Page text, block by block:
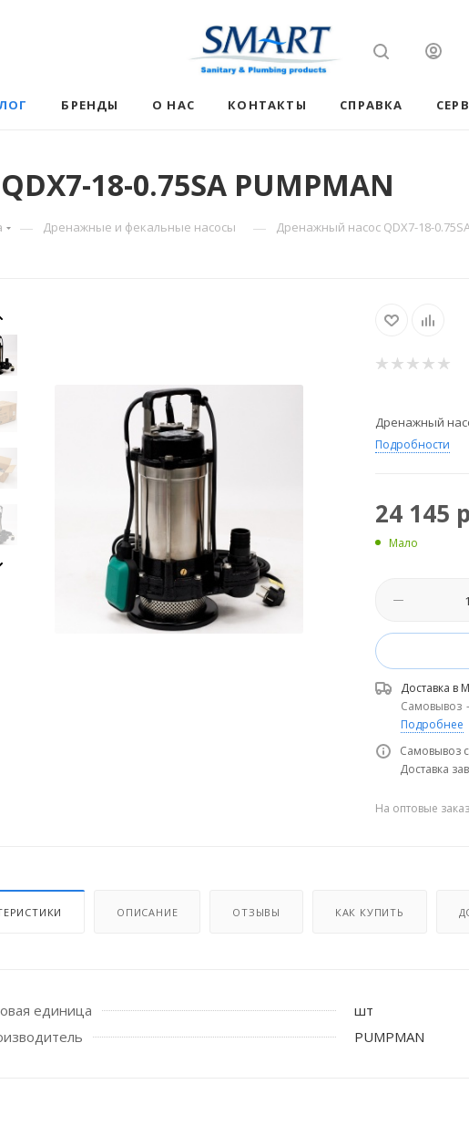
БРЕНДЫ О НАС КОНТАКТЫ СПРАВКА
18-0.75SA PUMPMAN
— Дренажные и фекальные насосы — Дренажный насос QDX7-18-
Дренажный
Подробности
24 145
Мало
Доставка в
Самовывоз
Подробнее
Самовывоз
Доставка
На оптовые
ОПИСАНИЕ ОТЗЫВЫ КАК КУПИТЬ
единица
шт
PUMPMAN